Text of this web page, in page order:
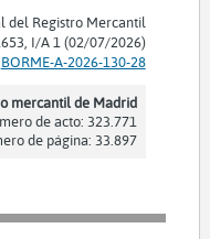
del Registro Mercantil
I/A 1 (02/07/2026)
BORME-A-2026-130-28
mercantil de Madrid
de acto: 323.771
de página: 33.897